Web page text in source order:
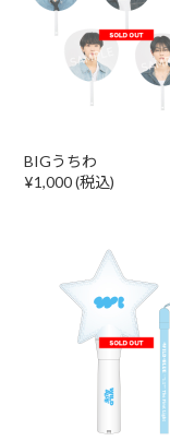
BIGうちわ
¥1,000 (税込)